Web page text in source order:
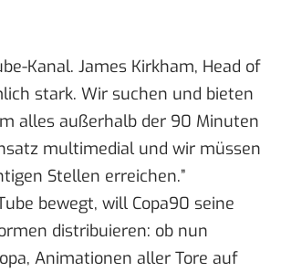
Kanal. James Kirkham, Head of
stark. Wir suchen und bieten
alles außerhalb der 90 Minuten
multimedial und wir müssen
Stellen erreichen.”
bewegt, will Copa90 seine
distribuieren: ob nun
Animationen aller Tore auf